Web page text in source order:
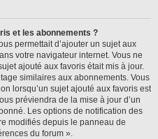
et les abonnements ?
permettait d’ajouter un sujet aux
votre navigateur internet. Vous ne
ajouté aux favoris était mis à jour.
similaires aux abonnements. Vous
lorsqu’un sujet ajouté aux favoris est
préviendra de la mise à jour d’un
Les options de notification des
modifiés depuis le panneau de
du forum ».